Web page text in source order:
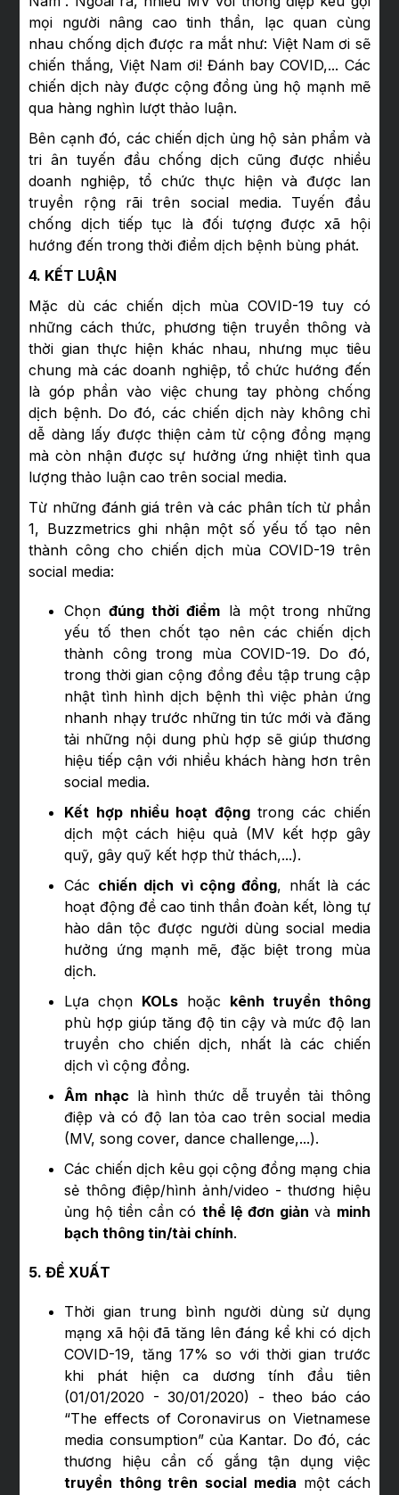
mọi người nâng cao tinh thần, lạc quan cùng
nhau chống dịch được ra mắt như: Việt Nam ơi sẽ
chiến thắng, Việt Nam ơi! Đánh bay COVID,... Các
chiến dịch này được cộng đồng ủng hộ mạnh mẽ
qua hàng nghìn lượt thảo luận.
Bên cạnh đó, các chiến dịch ủng hộ sản phẩm và
tri ân tuyến đầu chống dịch cũng được nhiều
doanh nghiệp, tổ chức thực hiện và được lan
truyền rộng rãi trên social media. Tuyến đầu
chống dịch tiếp tục là đối tượng được xã hội
hướng đến trong thời điểm dịch bệnh bùng phát.
4. KẾT LUẬN
Mặc dù các chiến dịch mùa COVID-19 tuy có
những cách thức, phương tiện truyền thông và
thời gian thực hiện khác nhau, nhưng mục tiêu
chung mà các doanh nghiệp, tổ chức hướng đến
là góp phần vào việc chung tay phòng chống
dịch bệnh. Do đó, các chiến dịch này không chỉ
dễ dàng lấy được thiện cảm từ cộng đồng mạng
mà còn nhận được sự hưởng ứng nhiệt tình qua
lượng thảo luận cao trên social media.
Từ những đánh giá trên và các phân tích từ phần
1, Buzzmetrics ghi nhận một số yếu tố tạo nên
thành công cho chiến dịch mùa COVID-19 trên
social media:
Chọnđúng thời điểm là một trong những
yếu tố then chốt tạo nên các chiến dịch
thành công trong mùa COVID-19. Do đó,
trong thời gian cộng đồng đều tập trung cập
nhật tình hình dịch bệnh thì việc phản ứng
nhanh nhạy trước những tin tức mới và đăng
tải những nội dung phù hợp sẽ giúp thương
hiệu tiếp cận với nhiều khách hàng hơn trên
social media.
Kết hợp nhiều hoạt độngtrong các chiến
dịch một cách hiệu quả (MV kết hợp gây
quỹ, gây quỹ kết hợp thử thách,...).
Các chiến dịch vì cộng đồng, nhất là các
hoạt động đề cao tinh thần đoàn kết, lòng tự
hào dân tộc được người dùng social media
hưởng ứng mạnh mẽ, đặc biệt trong mùa
dịch.
Lựa chọn KOLs hoặc kênh truyền thông
phù hợp giúp tăng độ tin cậy và mức độ lan
truyền cho chiến dịch, nhất là các chiến
dịch vì cộng đồng.
Âm nhạc là hình thức dễ truyền tải thông
điệp và có độ lan tỏa cao trên social media
(MV, song cover, dance challenge,...).
Các chiến dịch kêu gọi cộng đồng mạng chia
sẻ thông điệp/hình ảnh/video - thương hiệu
ủng hộ tiền cần có thể lệ đơn giản và minh
bạch thông tin/tài chính.
5. ĐỀ XUẤT
Thời gian trung bình người dùng sử dụng
mạng xã hội đã tăng lên đáng kể khi có dịch
COVID-19, tăng 17% so với thời gian trước
khi phát hiện ca dương tính đầu tiên
(01/01/2020 - 30/01/2020) - theo báo cáo
“The effects of Coronavirus on Vietnamese
media consumption” của Kantar. Do đó, các
thương hiệu cần cố gắng tận dụng việc
truyền thông trên social media một cách